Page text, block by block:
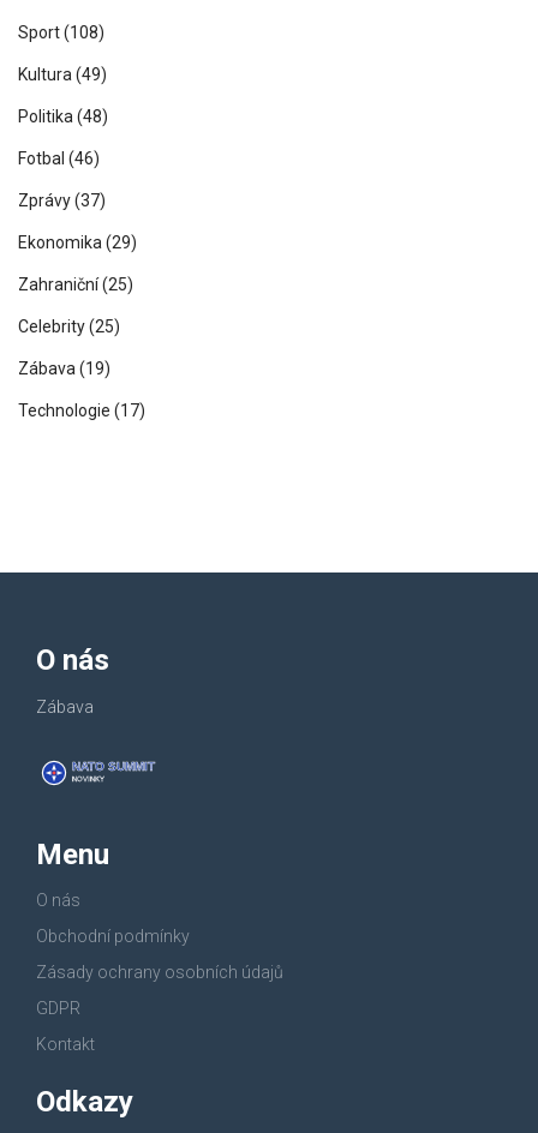
Sport(108)
Kultura(49)
Politika(48)
Fotbal (46)
Zprávy(37)
Ekonomika(29)
Zahraniční(25)
Celebrity(25)
Zábava(19)
Technologie (17)
O nás
Zábava
Menu
O nás
Obchodní podmínky
Zásady ochrany osobních údajů
GDPR
Kontakt
Odkazy